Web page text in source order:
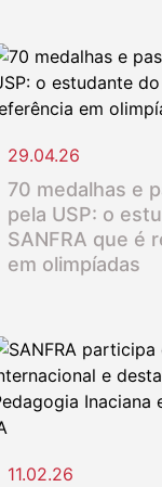
29.04.26
70 medalhas e
pela USP: o
SANFRA que é
em olimpíadas
11.02.26